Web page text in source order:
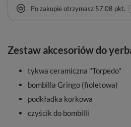
Po zakupie otrzymasz 57.08 pkt.
Zestaw akcesoriów do
tykwa ceramiczna "Torpedo"
bombilla Gringo (fioletowa)
podkładka korkowa
czyścik do bombilli